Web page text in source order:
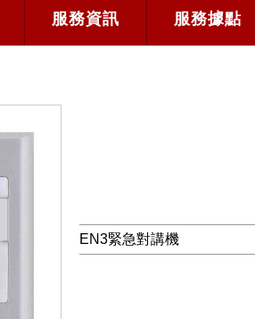
服務資訊 服務據點
EN3緊急對講機